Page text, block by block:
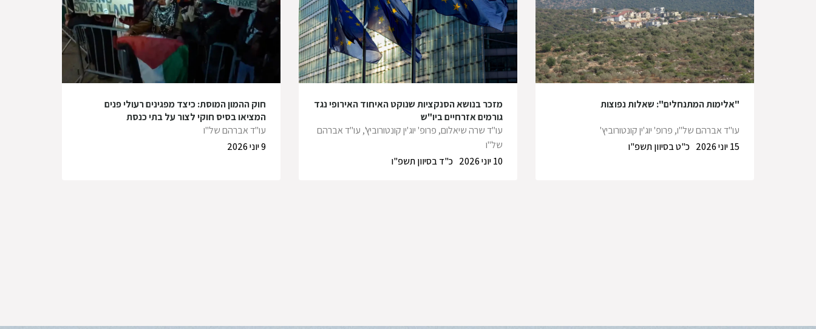
"אלימות המתנחלים": שאלות נפוצות
עו"ד אברהם של"ו, פרופ' יוג'ין קונטורוביץ'
כ"ט בסיוון תשפ"ו
15 יוני 2026
מזכר בנושא הסנקציות שנוקט האיחוד האירופי נגד
גורמים אזרחיים ביו"ש
עו"ד שרה שיאלום, פרופ' יוג'ין קונטורוביץ', עו"ד אברהם
של"ו
כ"ד בסיוון תשפ"ו
10 יוני 2026
חוק ההמון המוסת: כיצד מפגינים רעולי פנים
המציאו בסיס חוקי לצור על בתי כנסת
עו"ד אברהם של"ו
9 יוני 2026